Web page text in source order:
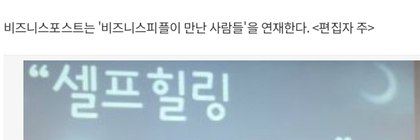
비즈니스포스트는 '비즈니스피플이 만난 사람들'을 연재한다. <편집자 주>